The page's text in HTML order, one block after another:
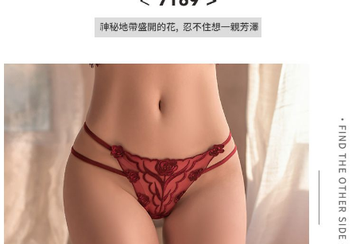
每筆NT$60，滿NT$999(含以上)免運費
宅配-新竹貨運
每筆NT$80，滿NT$999(含以上)免運費